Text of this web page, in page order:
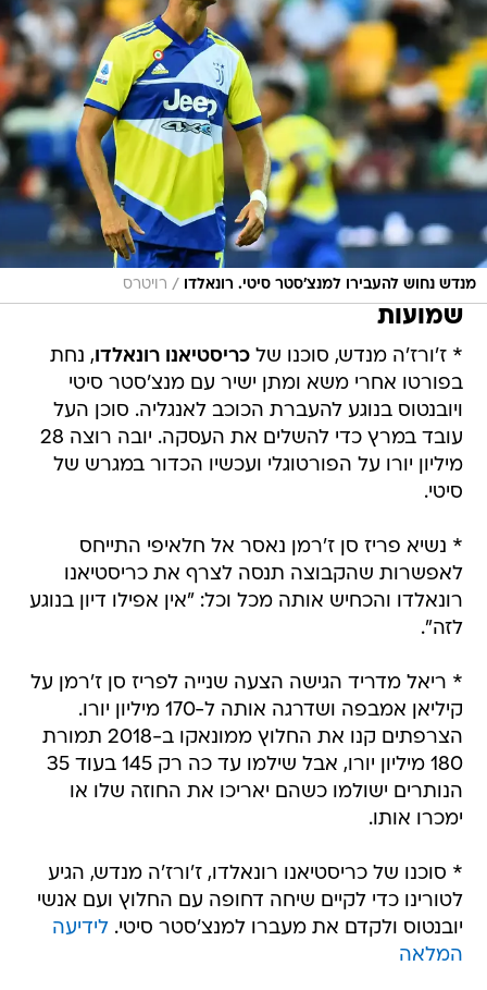
מנדש נחוש להעבירו למנצ'סטר סיטי. רונאלדו / רויטרס
שמועות
* ז'ורז'ה מנדש, סוכנו שלכריסטיאנו רונאלדו, נחת
בפורטו אחרי משא ומתן ישיר עם מנצ'סטר סיטי
ויובנטוס בנוגע להעברת הכוכב לאנגליה. סוכן העל
עובד במרץ כדי להשלים את העסקה. יובה רוצה 28
מיליון יורו על הפורטוגלי ועכשיו הכדור במגרש של
סיטי.
* נשיא פריז סן ז'רמן נאסר אל חלאיפי התייחס
לאפשרות שהקבוצה תנסה לצרף את כריסטיאנו
רונאלדו והכחיש אותה מכל וכל: "אין אפילו דיון בנוגע
לזה".
* ריאל מדריד הגישה הצעה שנייה לפריז סן ז'רמן על
קיליאן אמבפה ושדרגה אותה ל-170 מיליון יורו.
הצרפתים קנו את החלוץ ממונאקו ב-2018 תמורת
180 מיליון יורו, אבל שילמו עד כה רק 145 בעוד 35
הנותרים ישולמו כשהם יאריכו את החוזה שלו או
ימכרו אותו.
* סוכנו של כריסטיאנו רונאלדו, ז'ורז'ה מנדש, הגיע
לטורינו כדי לקיים שיחה דחופה עם החלוץ ועם אנשי
יובנטוס ולקדם את מעברו למנצ'סטר סיטי.לידיעה
המלאה